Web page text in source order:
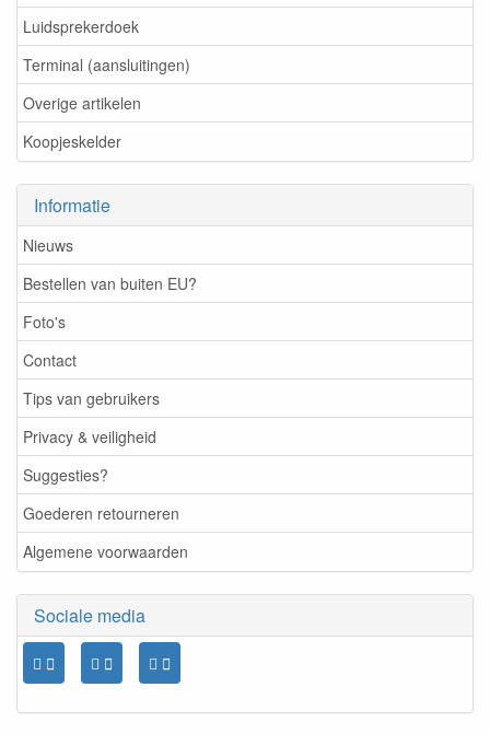
Luidsprekerdoek
Terminal (aansluitingen)
Overige artikelen
Koopjeskelder
Informatie
Nieuws
Bestellen van buiten EU?
Foto's
Contact
Tips van gebruikers
Privacy & veiligheid
Suggesties?
Goederen retourneren
Algemene voorwaarden
Sociale media